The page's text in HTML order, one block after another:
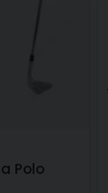
Polo